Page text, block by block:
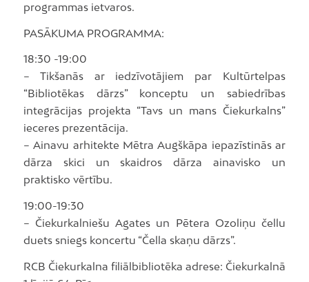
programmas ietvaros.
PASĀKUMA PROGRAMMA:
18:30 -19:00
– Tikšanās ar iedzīvotājiem par Kultūrtelpas
“Bibliotēkas dārzs” konceptu un sabiedrības
integrācijas projekta “Tavs un mans Čiekurkalns”
ieceres prezentācija.
– Ainavu arhitekte Mētra Augškāpa iepazīstinās ar
dārza skici un skaidros dārza ainavisko un
praktisko vērtību.
19:00-19:30
– Čiekurkalniešu Agates un Pētera Ozoliņu čellu
duets sniegs koncertu “Čella skaņu dārzs”.
RCB Čiekurkalna filiālbibliotēka adrese: Čiekurkalnā